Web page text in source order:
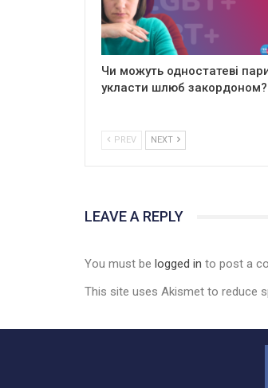
Чи можуть одностатеві
укласти шлюб закордоном?
PREV NEXT
LEAVE A REPLY
You must be logged in to post a
This site uses Akismet to reduce